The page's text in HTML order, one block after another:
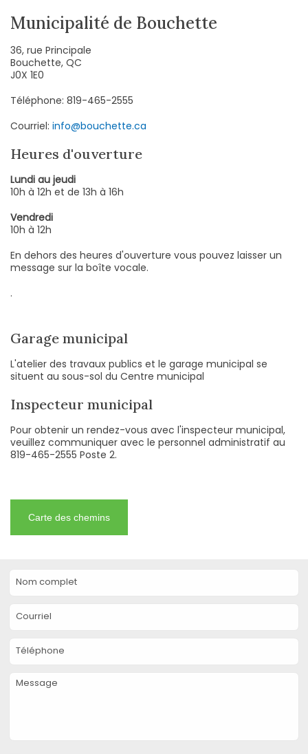
Municipalité de Bouchette
36, rue Principale
Bouchette, QC
J0X 1E0
Téléphone: 819-465-2555
Courriel: info@bouchette.ca
Heures d'ouverture
Lundi au jeudi
10h à 12h et de 13h à 16h
Vendredi
10h à 12h
En dehors des heures d'ouverture vous pouvez laisser un
message sur la boîte vocale.
.
Garage municipal
L'atelier des travaux publics et le garage municipal se
situent au sous-sol du Centre municipal
Inspecteur municipal
Pour obtenir un rendez-vous avec l'inspecteur municipal,
veuillez communiquer avec le personnel administratif au
819-465-2555 Poste 2.
Carte des chemins
Nom complet
Courriel
Téléphone
Message